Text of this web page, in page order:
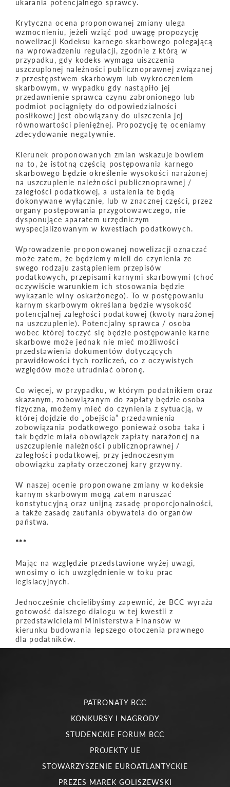
ukarania potencjalnego sprawcy.
Krytyczna ocena proponowanej zmiany ulega
wzmocnieniu, jeżeli wziąć pod uwagę propozycję
nowelizacji Kodeksu karnego skarbowego polegającą
na wprowadzeniu regulacji, zgodnie z którą w
przypadku, gdy kodeks wymaga uiszczenia
uszczuplonej należności publicznoprawnej związanej
z przestępstwem skarbowym lub wykroczeniem
skarbowym, w wypadku gdy nastąpiło jej
przedawnienie sprawca czynu zabronionego lub
podmiot pociągnięty do odpowiedzialności
posiłkowej jest obowiązany do uiszczenia jej
równowartości pieniężnej. Propozycję tę oceniamy
zdecydowanie negatywnie.
Kierunek proponowanych zmian wskazuje bowiem
na to, że istotną częścią postępowania karnego
skarbowego będzie określenie wysokości narażonej
na uszczuplenie należności publicznoprawnej /
zaległości podatkowej, a ustalenia te będą
dokonywane wyłącznie, lub w znacznej części, przez
organy postępowania przygotowawczego, nie
dysponujące aparatem urzędniczym
wyspecjalizowanym w kwestiach podatkowych.
Wprowadzenie proponowanej nowelizacji oznaczać
może zatem, że będziemy mieli do czynienia ze
swego rodzaju zastąpieniem przepisów
podatkowych, przepisami karnymi skarbowymi (choć
oczywiście warunkiem ich stosowania będzie
wykazanie winy oskarżonego). To w postępowaniu
karnym skarbowym określana będzie wysokość
potencjalnej zaległości podatkowej (kwoty narażonej
na uszczuplenie). Potencjalny sprawca / osoba
wobec której toczyć się będzie postępowanie karne
skarbowe może jednak nie mieć możliwości
przedstawienia dokumentów dotyczących
prawidłowości tych rozliczeń, co z oczywistych
względów może utrudniać obronę.
Co więcej, w przypadku, w którym podatnikiem oraz
skazanym, zobowiązanym do zapłaty będzie osoba
fizyczna, możemy mieć do czynienia z sytuacją, w
której dojdzie do „obejścia” przedawnienia
zobowiązania podatkowego ponieważ osoba taka i
tak będzie miała obowiązek zapłaty narażonej na
uszczuplenie należności publicznoprawnej /
zaległości podatkowej, przy jednoczesnym
obowiązku zapłaty orzeczonej kary grzywny.
W naszej ocenie proponowane zmiany w kodeksie
karnym skarbowym mogą zatem naruszać
konstytucyjną oraz unijną zasadę proporcjonalności,
a także zasadę zaufania obywatela do organów
państwa.
***
Mając na względzie przedstawione wyżej uwagi,
wnosimy o ich uwzględnienie w toku prac
legislacyjnych.
Jednocześnie chcielibyśmy zapewnić, że BCC wyraża
gotowość dalszego dialogu w tej kwestii z
przedstawicielami Ministerstwa Finansów w
kierunku budowania lepszego otoczenia prawnego
dla podatników.
PATRONATY BCC
KONKURSY I NAGRODY
STUDENCKIE FORUM BCC
PROJEKTY UE
STOWARZYSZENIE EUROATLANTYCKIE
PREZES MAREK GOLISZEWSKI